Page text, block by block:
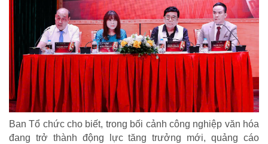
Ban Tổ chức cho biết, trong bối cảnh công nghiệp văn hóa
đang trở thành động lực tăng trưởng mới, quảng cáo